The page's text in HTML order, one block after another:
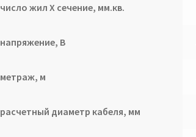
число жил Х сечение, мм.кв.
напряжение, В
метраж, м
расчетный диаметр кабеля, мм